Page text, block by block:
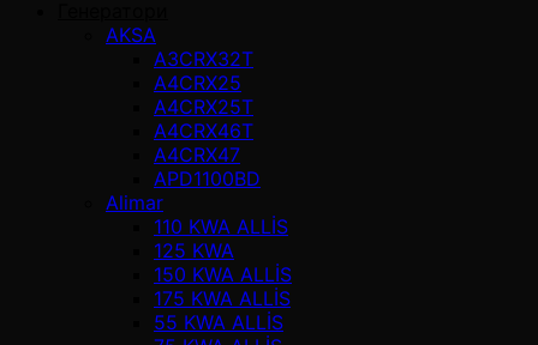
AKSA
A3CRX32T
A4CRX25
A4CRX25T
A4CRX46T
A4CRX47
APD1100BD
Alimar
110 KWA ALLİS
125 KWA
150 KWA ALLİS
175 KWA ALLİS
55 KWA ALLİS